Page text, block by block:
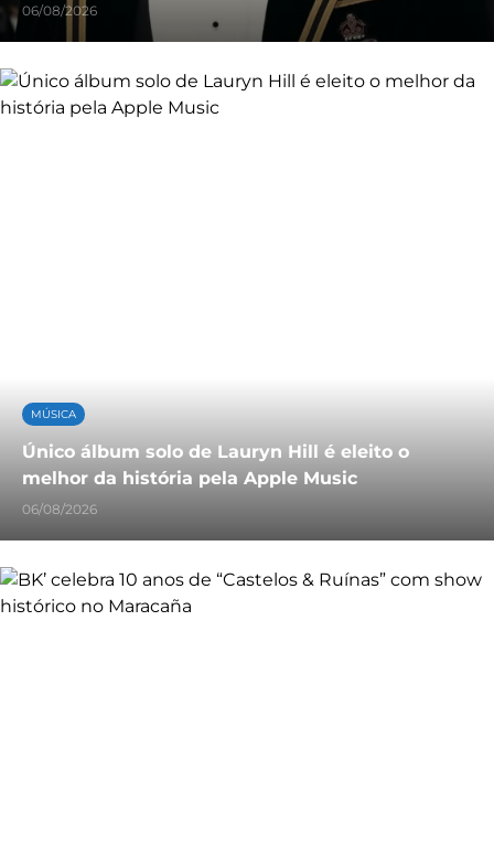
06/08/2026
MÚSICA
Único álbum solo de Lauryn Hill é eleito o
melhor da história pela Apple Music
06/08/2026